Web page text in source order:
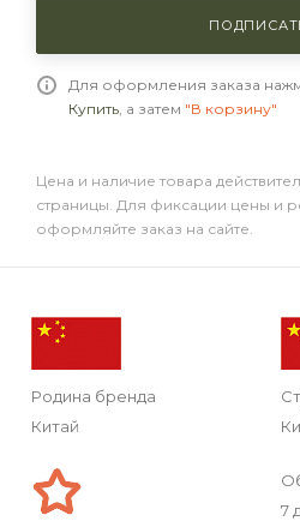
Для оформления заказа
Купить, а затем "В корзину"
Цена и наличие товара
страницы. Для фиксации цены и
оформляйте заказ на сайте.
Родина бренда
Китай
7